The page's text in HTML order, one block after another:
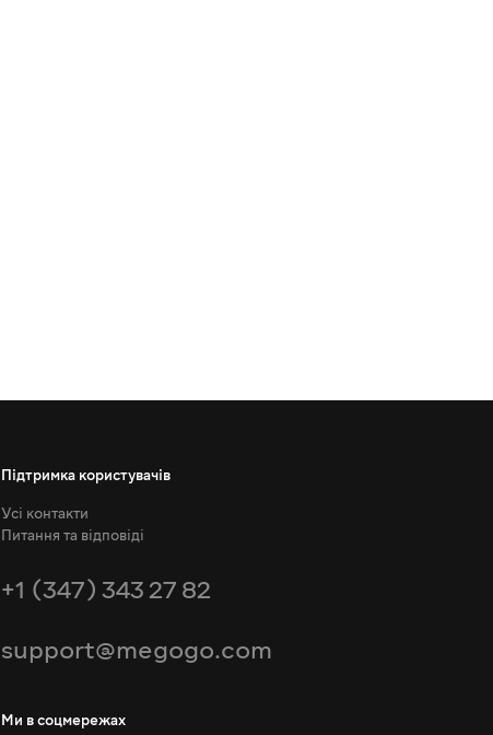
Підтримка користувачів
Усі контакти
Питання та відповіді
+1 (347) 343 27 82
support@megogo.com
Ми в соцмережах